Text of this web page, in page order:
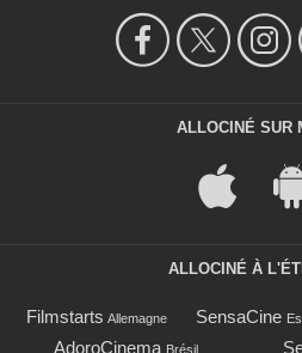
ALLOCINÉ SUR
ALLOCINÉ À
Filmstarts Allemagne SensaCine
AdoroCinema Brésil